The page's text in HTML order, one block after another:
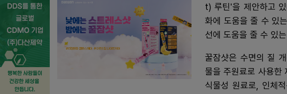
t) 루틴'을 제안하고
화에 도움을 줄 수 있
선에 도움을 줄 수 있
꿀잠샷은 수면의 질
물을 주원료로 사용한
식물성 원료로, 인체